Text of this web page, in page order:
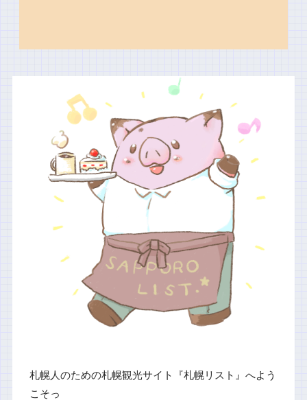
札幌人のための札幌観光サイト『札幌リスト』へよう
こそっ